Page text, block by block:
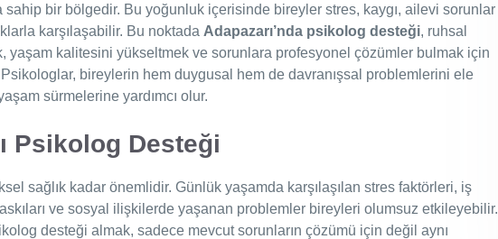
sahip bir bölgedir. Bu yoğunluk içerisinde bireyler stres, kaygı, ailevi sorunlar
karşılaşabilir. Bu noktada Adapazarı’nda psikolog desteği, ruhsal
yaşam kalitesini yükseltmek ve sorunlara profesyonel çözümler bulmak için
bireylerin hem duygusal hem de davranışsal problemlerini ele
sürmelerine yardımcı olur.
Psikolog Desteği
sağlık kadar önemlidir. Günlük yaşamda karşılaşılan stres faktörleri, iş
ve sosyal ilişkilerde yaşanan problemler bireyleri olumsuz etkileyebilir.
desteği almak, sadece mevcut sorunların çözümü için değil aynı